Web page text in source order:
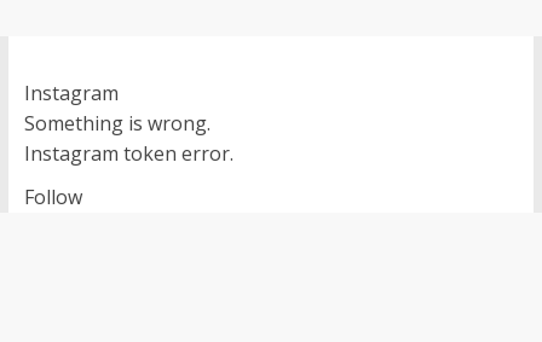
Instagram
Something is wrong.
Instagram token error.
Follow